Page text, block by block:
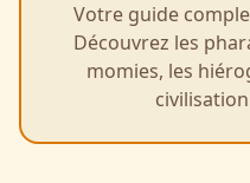
Votre guide
Découvrez les
momies, les